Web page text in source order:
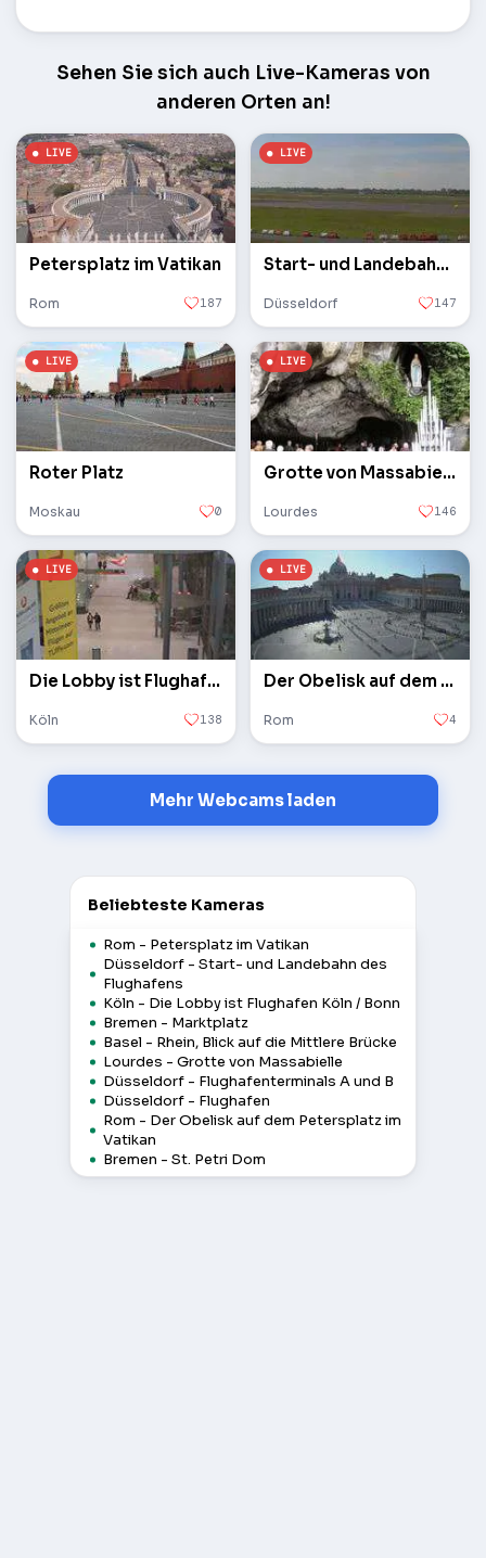
Sehen Sie sich auch Live-Kameras von
anderen Orten an!
Petersplatz im Vatikan
Rom 187
Start- und Landebahn des Flughafens
Düsseldorf 147
Roter Platz
Moskau 0
Grotte von Massabielle
Lourdes 146
Die Lobby ist Flughafen Köln / Bonn
Köln 138
Der Obelisk auf dem Petersplatz im Vatikan
Rom 4
Mehr Webcams laden
Beliebteste Kameras
Rom - Petersplatz im Vatikan
Düsseldorf - Start- und Landebahn des
Flughafens
Köln - Die Lobby ist Flughafen Köln / Bonn
Bremen - Marktplatz
Basel - Rhein, Blick auf die Mittlere Brücke
Lourdes - Grotte von Massabielle
Düsseldorf - Flughafenterminals A und B
Düsseldorf - Flughafen
Rom - Der Obelisk auf dem Petersplatz im
Vatikan
Bremen - St. Petri Dom